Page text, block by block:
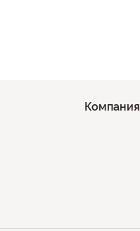
Компания